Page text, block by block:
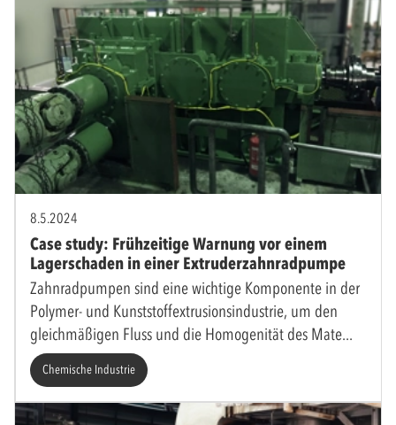
8.5.2024
Case study: Frühzeitige Warnung vor einem
Lagerschaden in einer Extruderzahnradpumpe
Zahnradpumpen sind eine wichtige Komponente in der
Polymer- und Kunststoffextrusionsindustrie, um den
gleichmäßigen Fluss und die Homogenität des Mate
Chemische Industrie